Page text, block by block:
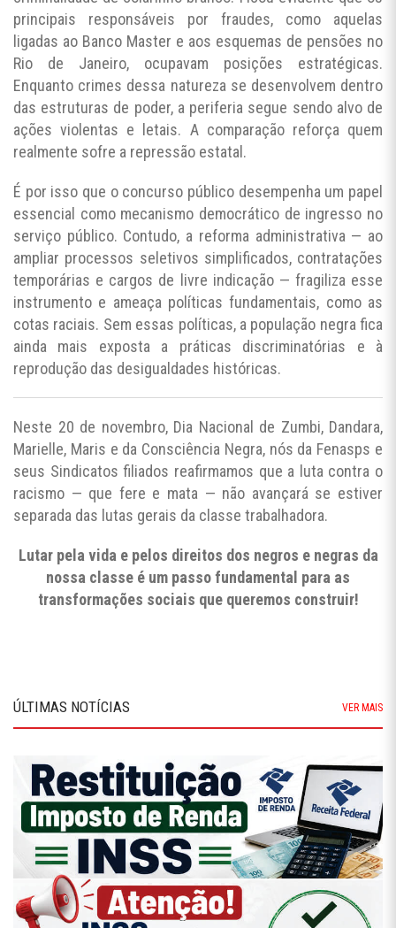
principais responsáveis por fraudes, como aquelas
ligadas ao Banco Master e aos esquemas de pensões no
Rio de Janeiro, ocupavam posições estratégicas.
Enquanto crimes dessa natureza se desenvolvem dentro
das estruturas de poder, a periferia segue sendo alvo de
ações violentas e letais. A comparação reforça quem
realmente sofre a repressão estatal.
É por isso que o concurso público desempenha um papel
essencial como mecanismo democrático de ingresso no
serviço público. Contudo, a reforma administrativa — ao
ampliar processos seletivos simplificados, contratações
temporárias e cargos de livre indicação — fragiliza esse
instrumento e ameaça políticas fundamentais, como as
cotas raciais. Sem essas políticas, a população negra fica
ainda mais exposta a práticas discriminatórias e à
reprodução das desigualdades históricas.
Neste 20 de novembro, Dia Nacional de Zumbi, Dandara,
Marielle, Maris e da Consciência Negra, nós da Fenasps e
seus Sindicatos filiados reafirmamos que a luta contra o
racismo — que fere e mata — não avançará se estiver
separada das lutas gerais da classe trabalhadora.
Lutar pela vida e pelos direitos dos negros e negras da
nossa classe é um passo fundamental para as
transformações sociais que queremos construir!
ÚLTIMAS NOTÍCIAS VER MAIS